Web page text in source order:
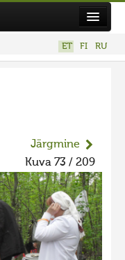
ET FI RU
Järgmine
Kuva 73 / 209